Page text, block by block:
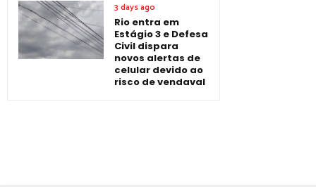
3 days ago
Rio entra em
Estágio 3 e Defesa
Civil dispara
novos alertas de
celular devido ao
risco de vendaval